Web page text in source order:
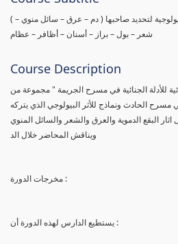
( إجراء الإختبارات علي العينة البيولوجية لتحديد صاحبها ( دم – عرق – سائل منوي –
شعر – بول – براز – أسنان – أظافر – عظام
Course Description
للأدلة الجنائية في مسرح الجريمة " مجموعة من
مسرح الحادث ونماذج للأثر البيولوجي الذي يتركه
البقع الدموية والعرق والشعر والسائل المنوي
ويناقش المحاضر خلال الد
مخرجات الدورة :
يستطيع الدارس لهذه الدورة أن :